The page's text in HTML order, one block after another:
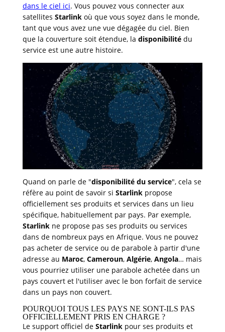
dans le ciel ici. Vous pouvez vous connecter aux
satellites Starlinkoù que vous soyez dans le monde,
tant que vous avez une vue dégagée du ciel. Bien
que la couverture soit étendue, la disponibilitédu
service est une autre histoire.
Quand on parle de "disponibilité du service", cela se
réfère au point de savoir si Starlinkpropose
officiellement ses produits et services dans un lieu
spécifique, habituellement par pays. Par exemple,
Starlinkne propose pas ses produits ou services
dans de nombreux pays en Afrique. Vous ne pouvez
pas acheter de service ou de parabole à partir d'une
adresse au Maroc, Cameroun, Algérie, Angola… mais
vous pourriez utiliser une parabole achetée dans un
pays couvert et l'utiliser avec le bon forfait de service
dans un pays non couvert.
POURQUOI TOUS LES PAYS NE SONT-ILS PAS
OFFICIELLEMENT PRIS EN CHARGE ?
Le support officiel de Starlinkpour ses produits et